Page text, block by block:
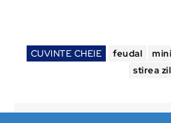
CUVINTE CHEIE feudal
stirea